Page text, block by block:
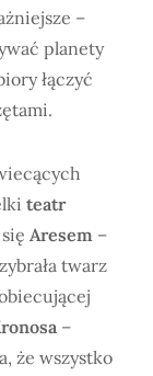
–
planety
łączyć
teatr
Aresem –
twarz
–
że wszystko